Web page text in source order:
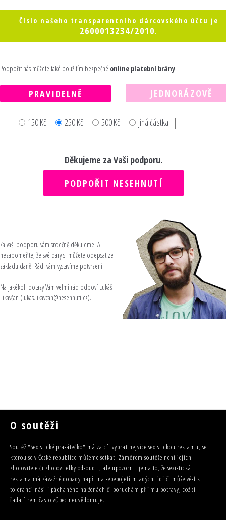
Číslo našeho transparentního dárcovského účtu je
2600013234/2010.
Podpořit nás můžete také použitím bezpečné online platební brány
PRAVIDELNĚ
150 Kč 250 Kč 500 Kč jiná částka
Děkujeme za Vaši podporu.
JEDNORÁZOVĚ
Za vaši podporu vám srdečně děkujeme. A
nezapomeňte, že své dary si můžete odepsat ze
základu daně. Rádi vám vystavíme potvrzení.
Na jakékoli dotazy Vám velmi rád odpoví Lukáš
Likavčan (lukas.likavcan@nesehnuti.cz).
O soutěži
Soutěž "Sexistické prasátečko" má za cíl vybrat nejvíce sexistickou reklamu, se
kterou se v České republice můžeme setkat. Záměrem soutěže není jejich
zhotovitele či zhotovitelky odsoudit, ale upozornit je na to, že sexistická
reklama má závažné dopady např. na sebepojetí mladých lidí či může vést k
toleranci násilí páchaného na ženách či poruchám příjmu potravy, což si
řada firem často vůbec neuvědomuje.